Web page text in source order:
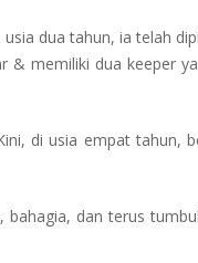
dua tahun, ia telah
memiliki dua keeper
di usia empat
dan terus